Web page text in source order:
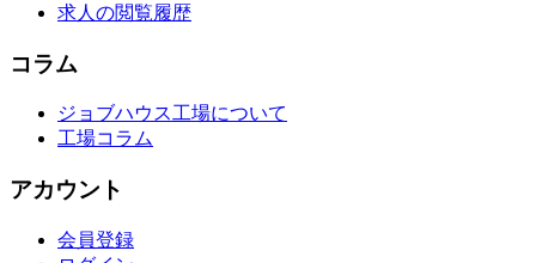
求人の閲覧履歴
コラム
ジョブハウス工場について
工場コラム
アカウント
会員登録